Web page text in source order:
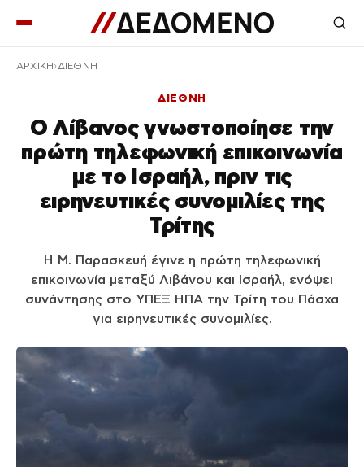
ΑΡΧΙΚΉ ΔΙΕΘΝΗ
ΔΙΕΘΝΗ
Ο Λίβανος γνωστοποίησε την
πρώτη τηλεφωνική επικοινωνία
με το Ισραήλ, πριν τις
ειρηνευτικές συνομιλίες της
Τρίτης
Η M. Παρασκευή έγινε η πρώτη τηλεφωνική
επικοινωνία μεταξύ Λιβάνου και Ισραήλ, ενόψει
συνάντησης στο ΥΠΕΞ ΗΠΑ την Τρίτη του Πάσχα
για ειρηνευτικές συνομιλίες.